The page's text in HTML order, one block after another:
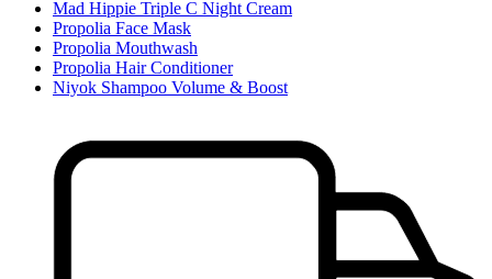
Mad Hippie Triple C Night Cream
Propolia Face Mask
Propolia Mouthwash
Propolia Hair Conditioner
Niyok Shampoo Volume & Boost